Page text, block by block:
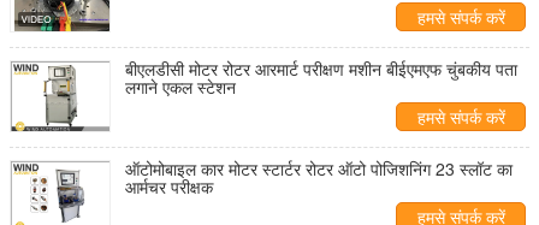
हमसे संपर्क करें
बीएलडीसी मोटर रोटर आरमार्ट परीक्षण मशीन बीईएमएफ चुंबकीय पता
लगाने एकल स्टेशन
हमसे संपर्क करें
ऑटोमोबाइल कार मोटर स्टार्टर रोटर ऑटो पोजिशनिंग 23 स्लॉट का
आर्मचर परीक्षक
हमसे संपर्क करें